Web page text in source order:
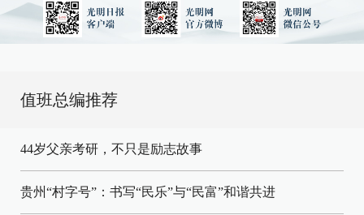
值班总编推荐
44岁父亲考研，不只是励志故事
贵州“村字号”：书写“民乐”与“民富”和谐共进